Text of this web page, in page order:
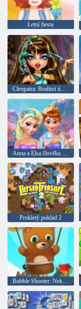
Letní fiesta
Cleopatra: Realitní účesy
Anna a Elsa člověka null
Prokletý poklad 2
Bubble Shooter: Nekonečno